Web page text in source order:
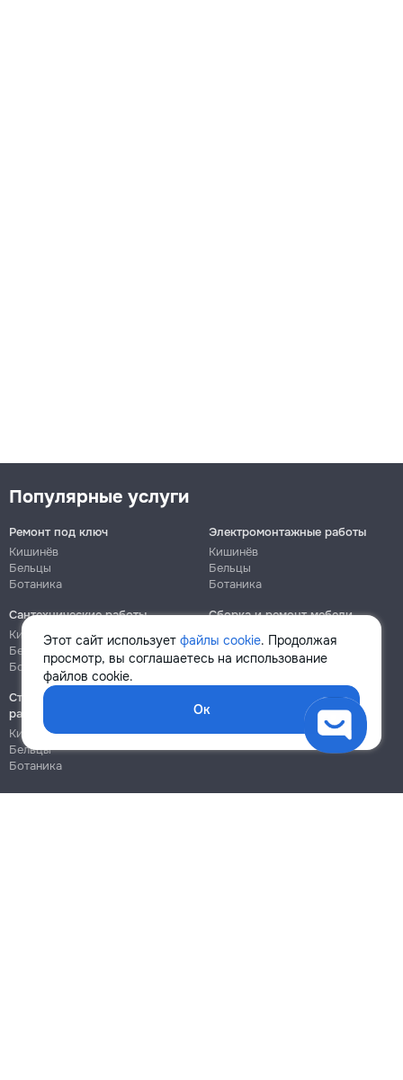
Этот сайт использует файлы cookie. Продолжая
просмотр, вы соглашаетесь на использование
файлов cookie.
Ок
Популярные услуги
Ремонт под ключ
Кишинёв
Бельцы
Ботаника
Электромонтажные работы
Кишинёв
Бельцы
Ботаника
Сантехнические работы
Кишинёв
Бельцы
Ботаника
Сборка и ремонт мебели
Кишинёв
Ботаника
Строительно-монтажные
работы
Кишинёв
Бельцы
Ботаника